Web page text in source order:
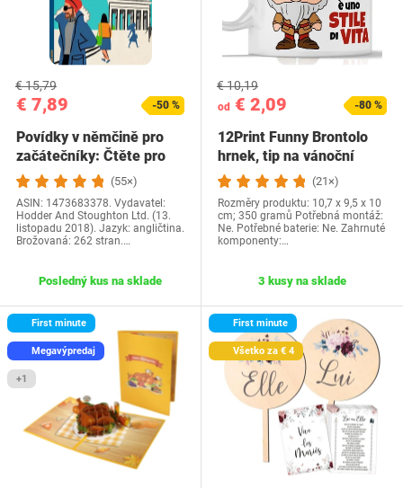
€ 7,89
€ 15,79
-50 %
Povídky v němčině pro
začátečníky: Čtěte pro
radost na své…(55×)
ASIN: 1473683378. Vydavatel:
Hodder And Stoughton Ltd. (13.
listopadu 2018). Jazyk: angličtina.
Brožovaná: 262 stran.…
Posledný kus na sklade
od € 2,09
€ 10,19
-80 %
12Print Funny Brontolo
hrnek, tip na vánoční
dárek a…
(21×)
Rozměry produktu: 10,7 x 9,5 x 10
cm; 350 gramů Potřebná montáž:
Ne. Potřebné baterie: Ne. Zahrnuté
komponenty:…
3 kusy na sklade
First minute
Megavýpredaj
+1
First minute
Všetko za € 4